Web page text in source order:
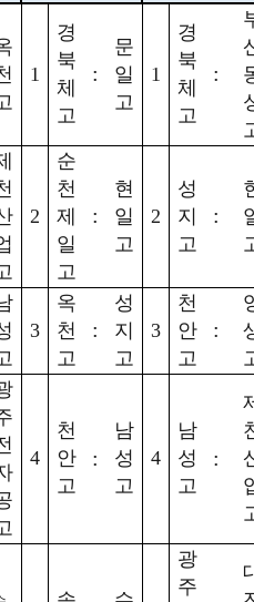
1
경
북
체
고
:
문
일
고
1
경
북
체
고
:
2
순
천
제
일
고
:
현
일
고
2
성
지
고
:
3
옥
천
고
:
성
지
고
3
천
안
고
:
4
천
안
고
:
남
성
고
4
남
성
고
:
광
주